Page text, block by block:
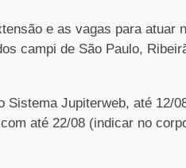
e as vagas para atuar
campi de São Paulo,
Jupiterweb, até 12/
até 22/08 (indicar no